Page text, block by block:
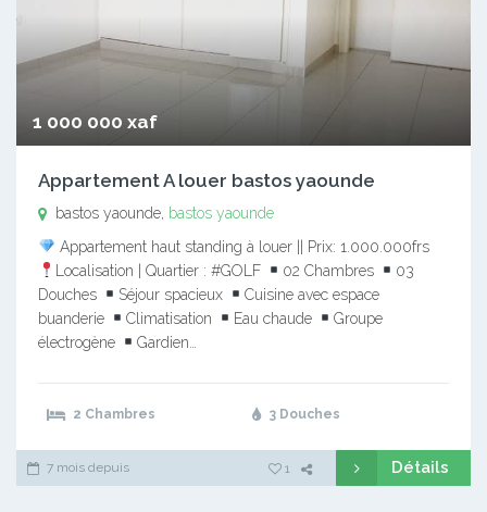
1 000 000 xaf
Appartement A louer bastos yaounde
bastos yaounde, bastos yaounde
Appartement haut standing à louer || Prix: 1.000.000frs
Localisation | Quartier : #GOLF
02 Chambres
03
Douches
Séjour spacieux
Cuisine avec espace
buanderie
Climatisation Eau chaude
Groupe
électrogène
Gardien…
2 Chambres 3 Douches
7 mois depuis 1 Détails